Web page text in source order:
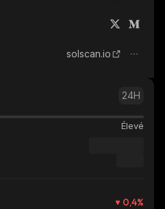
solscan.io
24H
Élevé
0,4%